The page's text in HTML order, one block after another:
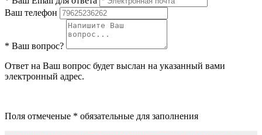
Ваш телефон
* Ваш вопрос?
Ответ на Ваш вопрос будет выслан на указанный вами
электронный адрес.
Поля отмеченые * обязательные для заполнения